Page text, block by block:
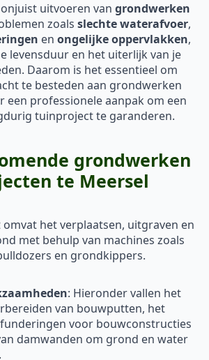
uitvoeren van grondwerken
zoals slechte waterafvoer,
en ongelijke oppervlakken,
levensduur en het uiterlijk van je
Daarom is het essentieel om
te besteden aan grondwerken
een professionele aanpak om een
tuinproject te garanderen.
grondwerken
te Meersel
omvat het verplaatsen, uitgraven en
met behulp van machines zoals
en grondkippers.
: Hieronder vallen het
van bouwputten, het
voor bouwconstructies
damwanden om grond en water